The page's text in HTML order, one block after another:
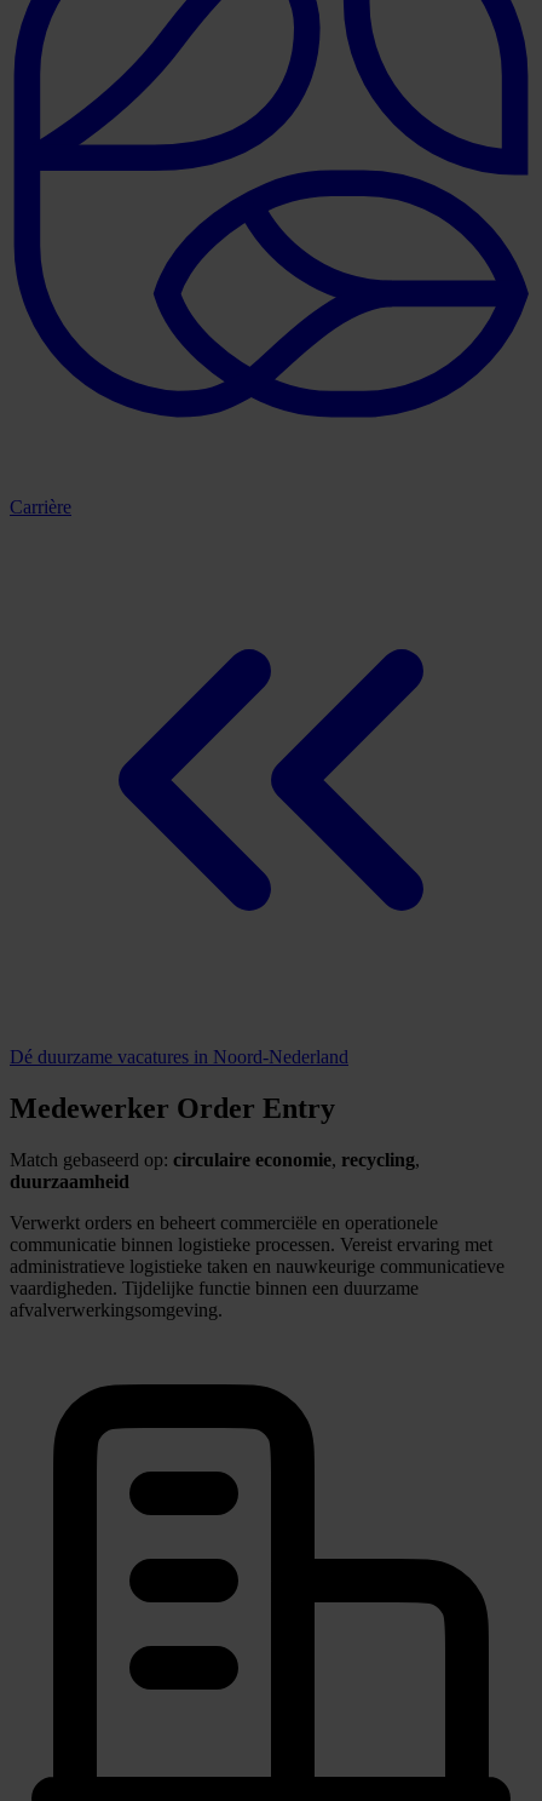
Carrière
Dé duurzame vacatures in Noord-Nederland
Medewerker Order Entry
Match gebaseerd op: circulaire economie, recycling,
duurzaamheid
Verwerkt orders en beheert commerciële en operationele
communicatie binnen logistieke processen. Vereist ervaring met
administratieve logistieke taken en nauwkeurige communicatieve
vaardigheden. Tijdelijke functie binnen een duurzame
afvalverwerkingsomgeving.